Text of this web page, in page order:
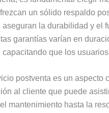
un sólido respaldo
la durabilidad y el
garantías varían en
que los
postventa es un
al cliente que puede
mantenimiento hasta la